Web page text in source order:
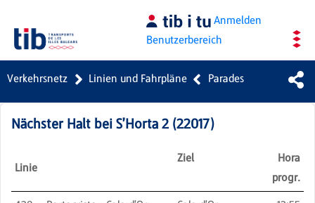
Anmelden
Benutzerbereich
Verkehrsnetz Linien und Fahrpläne Parades
Nächster Halt bei S'Horta 2 (22017)
Linie
Ziel
Hora
progr.